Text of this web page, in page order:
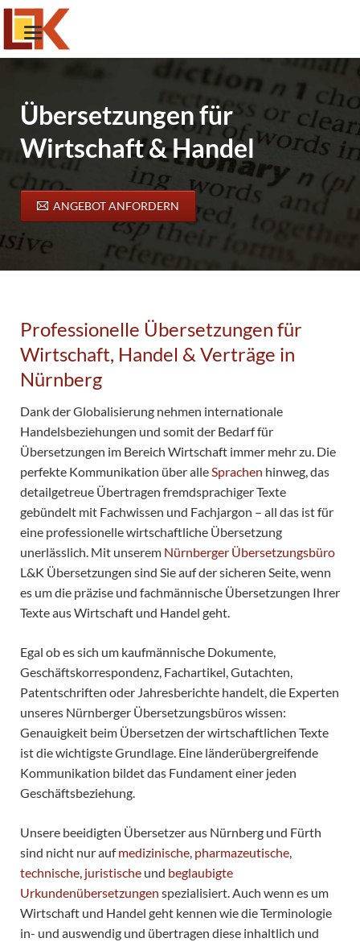
Übersetzungen für
Wirtschaft & Handel
ANGEBOT ANFORDERN
Professionelle Übersetzungen für
Wirtschaft, Handel & Verträge in
Nürnberg
Dank der Globalisierung nehmen internationale
Handelsbeziehungen und somit der Bedarf für
Übersetzungen im Bereich Wirtschaft immer mehr zu. Die
perfekte Kommunikation über alleSprachen hinweg, das
detailgetreue Übertragen fremdsprachiger Texte
gebündelt mit Fachwissen und Fachjargon – all das ist für
eine professionelle wirtschaftliche Übersetzung
unerlässlich. Mit unserem Nürnberger Übersetzungsbüro
L&K Übersetzungen sind Sie auf der sicheren Seite, wenn
es um die präzise und fachmännische Übersetzungen Ihrer
Texte aus Wirtschaft und Handel geht.
Egal ob es sich um kaufmännische Dokumente,
Geschäftskorrespondenz, Fachartikel, Gutachten,
Patentschriften oder Jahresberichte handelt, die Experten
unseres Nürnberger Übersetzungsbüros wissen:
Genauigkeit beim Übersetzen der wirtschaftlichen Texte
ist die wichtigste Grundlage. Eine länderübergreifende
Kommunikation bildet das Fundament einer jeden
Geschäftsbeziehung.
Unsere beeidigten Übersetzer aus Nürnberg und Fürth
sind nicht nur aufmedizinische, pharmazeutische,
technische, juristischeund beglaubigte
Urkundenübersetzungen spezialisiert. Auch wenn es um
Wirtschaft und Handel geht kennen wie die Terminologie
in- und auswendig und übertragen diese inhaltlich und